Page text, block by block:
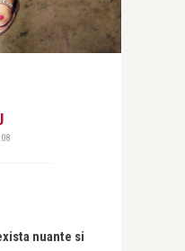
nuante si